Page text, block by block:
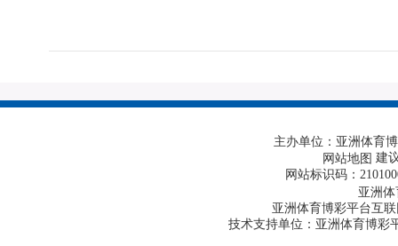
主办单位：亚洲体育
网站地图 建
网站标识码：
亚洲
亚洲体育博彩平台互
技术支持单位：亚洲体育博彩